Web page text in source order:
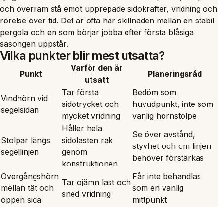
och överram stå emot upprepade sidokrafter, vridning och
rörelse över tid. Det är ofta här skillnaden mellan en stabil
pergola och en som börjar jobba efter första blåsiga
säsongen uppstår.
Vilka punkter blir mest utsatta?
Punkt
Varför den är
utsatt
Planeringsråd
Vindhörn vid
segelsidan
Tar första
sidotrycket och
mycket vridning
Bedöm som
huvudpunkt, inte som
vanlig hörnstolpe
Stolpar längs
segellinjen
Håller hela
sidolasten rak
genom
konstruktionen
Se över avstånd,
styvhet och om linjen
behöver förstärkas
Övergångshörn
mellan tät och
öppen sida
Tar ojämn last och
sned vridning
Får inte behandlas
som en vanlig
mittpunkt